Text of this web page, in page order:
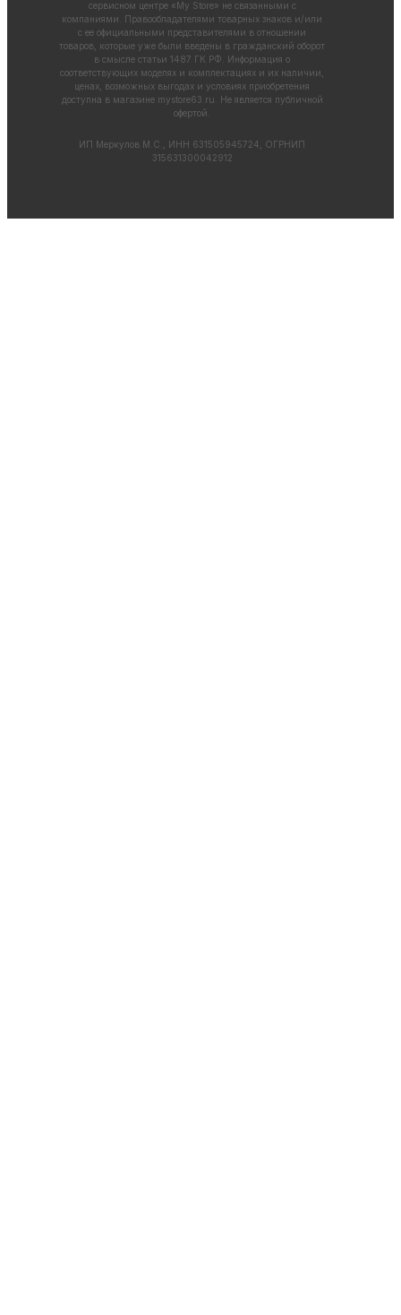
сервисном центре «My Store» не связанными с
компаниями. Правообладателями товарных знаков и/или
с ее официальными представителями в отношении
товаров, которые уже были введены в гражданский оборот
в смысле статьи 1487 ГК РФ. Информация о
соответствующих моделях и комплектациях и их наличии,
ценах, возможных выгодах и условиях приобретения
доступна в магазине mystore63.ru . Не является публичной
офертой.
ИП Меркулов М.С., ИНН 631505945724, ОГРНИП
315631300042912